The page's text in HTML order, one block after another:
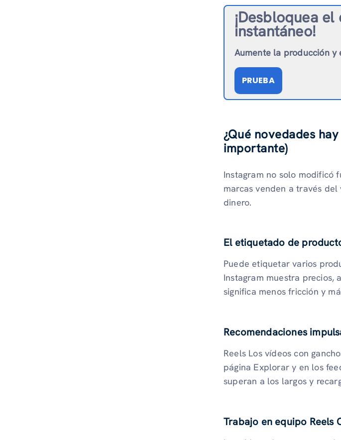
¡Desbloquea el
instantáneo!
Aumente la producción y
PRUEBA
¿Qué novedades
importante)
Instagram no solo modificó
marcas venden a través
dinero.
El etiquetado de
Puede etiquetar varios
Instagram muestra precios,
significa menos fricción y
Recomendaciones
Reels Los vídeos con
página Explorar y en los
superan a los largos y
Trabajo en equipo Reels